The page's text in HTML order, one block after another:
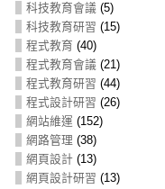
科技教育會議 (5)
科技教育研習 (15)
程式教育 (40)
程式教育會議 (21)
程式教育研習 (44)
程式設計研習 (26)
網站維運 (152)
網路管理 (38)
網頁設計(13)
網頁設計研習 (13)